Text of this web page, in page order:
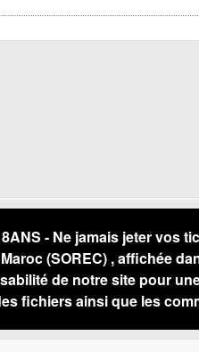
- Ne jamais jeter vos
(SOREC) , affichée
de notre site pour
fichiers ainsi que les